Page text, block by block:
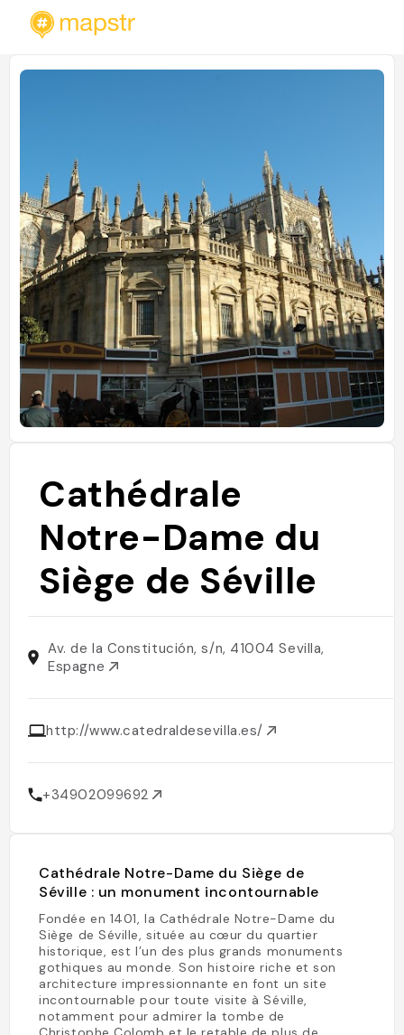
Cathédrale
Notre-Dame du
Siège de Séville
Av. de la Constitución, s/n, 41004 Sevilla,
Espagne
http://www.catedraldesevilla.es/
+34902099692
Cathédrale Notre-Dame du Siège de
Séville : un monument incontournable
Fondée en 1401, la Cathédrale Notre-Dame du
Siège de Séville, située au cœur du quartier
historique, est l’un des plus grands monuments
gothiques au monde. Son histoire riche et son
architecture impressionnante en font un site
incontournable pour toute visite à Séville,
notamment pour admirer la tombe de